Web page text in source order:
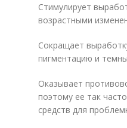
Стимулирует
возрастными
Сокращает
пигментацию и
Оказывает
поэтому ее так
средств для